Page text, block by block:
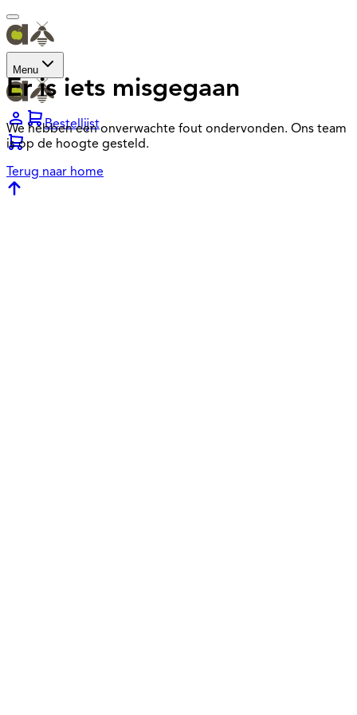
Menu
Bestellijst
Er is iets misgegaan
We hebben een onverwachte fout ondervonden. Ons team
is op de hoogte gesteld.
Terug naar home